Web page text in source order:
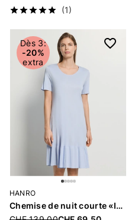
(1)
Dès 3:
-20%
extra
HANRO
Chemise de nuit courte «Isabella»